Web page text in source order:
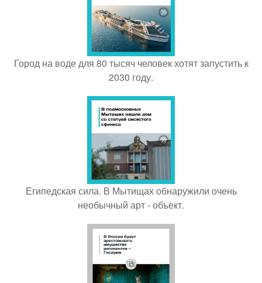
Город на воде для 80 тысяч человек хотят запустить к
2030 году.
Египедская сила. В Мытищах обнаружили очень
необычный арт - объект.